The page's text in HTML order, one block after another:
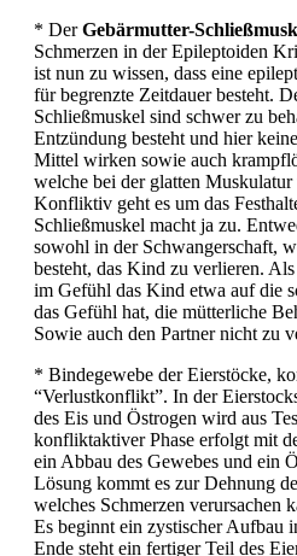
* DerGebärmutter-
Schmerzen in der Epileptoiden
ist nun zu wissen, dass eine
für begrenzte Zeitdauer besteht.
Schließmuskel sind schwer zu
Entzündung besteht und hier
Mittel wirken sowie auch
welche bei der glatten Muskulatur
Konfliktiv geht es um das
Schließmuskel macht ja zu.
sowohl in der Schwangerschaft,
besteht, das Kind zu verlieren.
im Gefühl das Kind etwa auf die
das Gefühl hat, die mütterliche
Sowie auch den Partner nicht zu
* Bindegewebe der Eierstöcke,
“Verlustkonflikt”. In der
des Eis und Östrogen wird aus
konfliktaktiver Phase erfolgt mit
ein Abbau des Gewebes und ein
Lösung kommt es zur Dehnung
welches Schmerzen verursachen
Es beginnt ein zystischer Aufbau
Ende steht ein fertiger Teil des